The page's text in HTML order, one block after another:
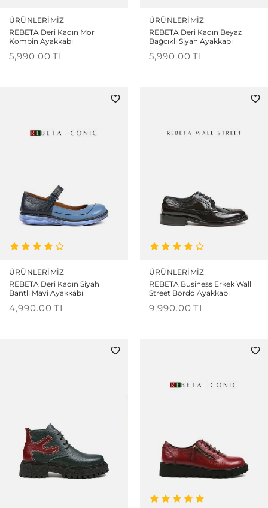
ÜRÜNLERIMIZ
REBETA Deri Kadın Mor
Kombin Ayakkabı
5,990.00 TL
ÜRÜNLERIMIZ
REBETA Deri Kadın Beyaz
Bağcıklı Siyah Ayakkabı
5,990.00 TL
ÜRÜNLERIMIZ
REBETA Deri Kadın Siyah
Bantlı Mavi Ayakkabı
4,990.00 TL
ÜRÜNLERIMIZ
REBETA Business Erkek Wall
Street Bordo Ayakkabı
9,990.00 TL